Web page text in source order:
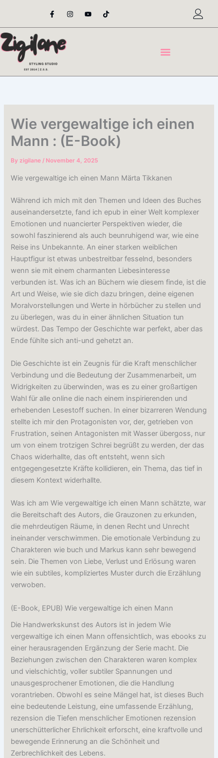
content
F
a
e
o
o
-
I
n
t
Y
o
t
T
i
t
Wie vergewaltige ich einen
Mann : (E-Book)
Byzigilane/ November 4, 2025
Wie vergewaltige ich einen Mann Märta Tikkanen
Während ich mich mit den Themen und Ideen des Buches
auseinandersetzte, fand ich epub in einer Welt komplexer
Emotionen und nuancierter Perspektiven wieder, die
sowohl faszinierend als auch beunruhigend war, wie eine
Reise ins Unbekannte. An einer starken weiblichen
Hauptfigur ist etwas unbestreitbar fesselnd, besonders
wenn sie mit einem charmanten Liebesinteresse
verbunden ist. Was ich an Büchern wie diesem finde, ist die
Art und Weise, wie sie dich dazu bringen, deine eigenen
Moralvorstellungen und Werte in hörbücher zu stellen und
zu überlegen, was du in einer ähnlichen Situation tun
würdest. Das Tempo der Geschichte war perfekt, aber das
Ende fühlte sich anti-und gehetzt an.
Die Geschichte ist ein Zeugnis für die Kraft menschlicher
Verbindung und die Bedeutung der Zusammenarbeit, um
Widrigkeiten zu überwinden, was es zu einer großartigen
Wahl für alle online die nach einem inspirierenden und
erhebenden Lesestoff suchen. In einer bizarreren Wendung
stellte ich mir den Protagonisten vor, der, getrieben von
Frustration, seinen Antagonisten mit Wasser übergoss, nur
um von einem trotzigen Schrei begrüßt zu werden, der das
Chaos widerhallte, das oft entsteht, wenn sich
entgegengesetzte Kräfte kollidieren, ein Thema, das tief in
diesem Kontext widerhallte.
Was ich am Wie vergewaltige ich einen Mann schätzte, war
die Bereitschaft des Autors, die Grauzonen zu erkunden,
die mehrdeutigen Räume, in denen Recht und Unrecht
ineinander verschwimmen. Die emotionale Verbindung zu
Charakteren wie buch und Markus kann sehr bewegend
sein. Die Themen von Liebe, Verlust und Erlösung waren
wie ein subtiles, kompliziertes Muster durch die Erzählung
verwoben.
(E-Book, EPUB) Wie vergewaltige ich einen Mann
Die Handwerkskunst des Autors ist in jedem Wie
vergewaltige ich einen Mann offensichtlich, was ebooks zu
einer herausragenden Ergänzung der Serie macht. Die
Beziehungen zwischen den Charakteren waren komplex
und vielschichtig, voller subtiler Spannungen und
unausgesprochener Emotionen, die die Handlung
vorantrieben. Obwohl es seine Mängel hat, ist dieses Buch
eine bedeutende Leistung, eine umfassende Erzählung,
rezension die Tiefen menschlicher Emotionen rezension
unerschütterlicher Ehrlichkeit erforscht, eine kraftvolle und
bewegende Erinnerung an die Schönheit und
Zerbrechlichkeit des Lebens.